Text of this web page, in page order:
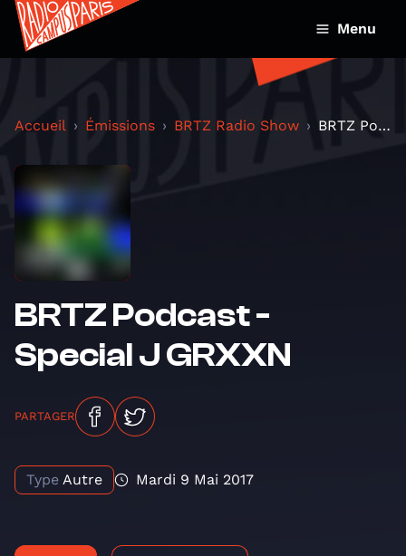
Menu
Accueil Émissions BRTZ Radio Show BRTZ Podcast - Special J GRXXN
BRTZ Podcast -
Special J GRXXN
PARTAGER
Type Autre Mardi 9 Mai 2017